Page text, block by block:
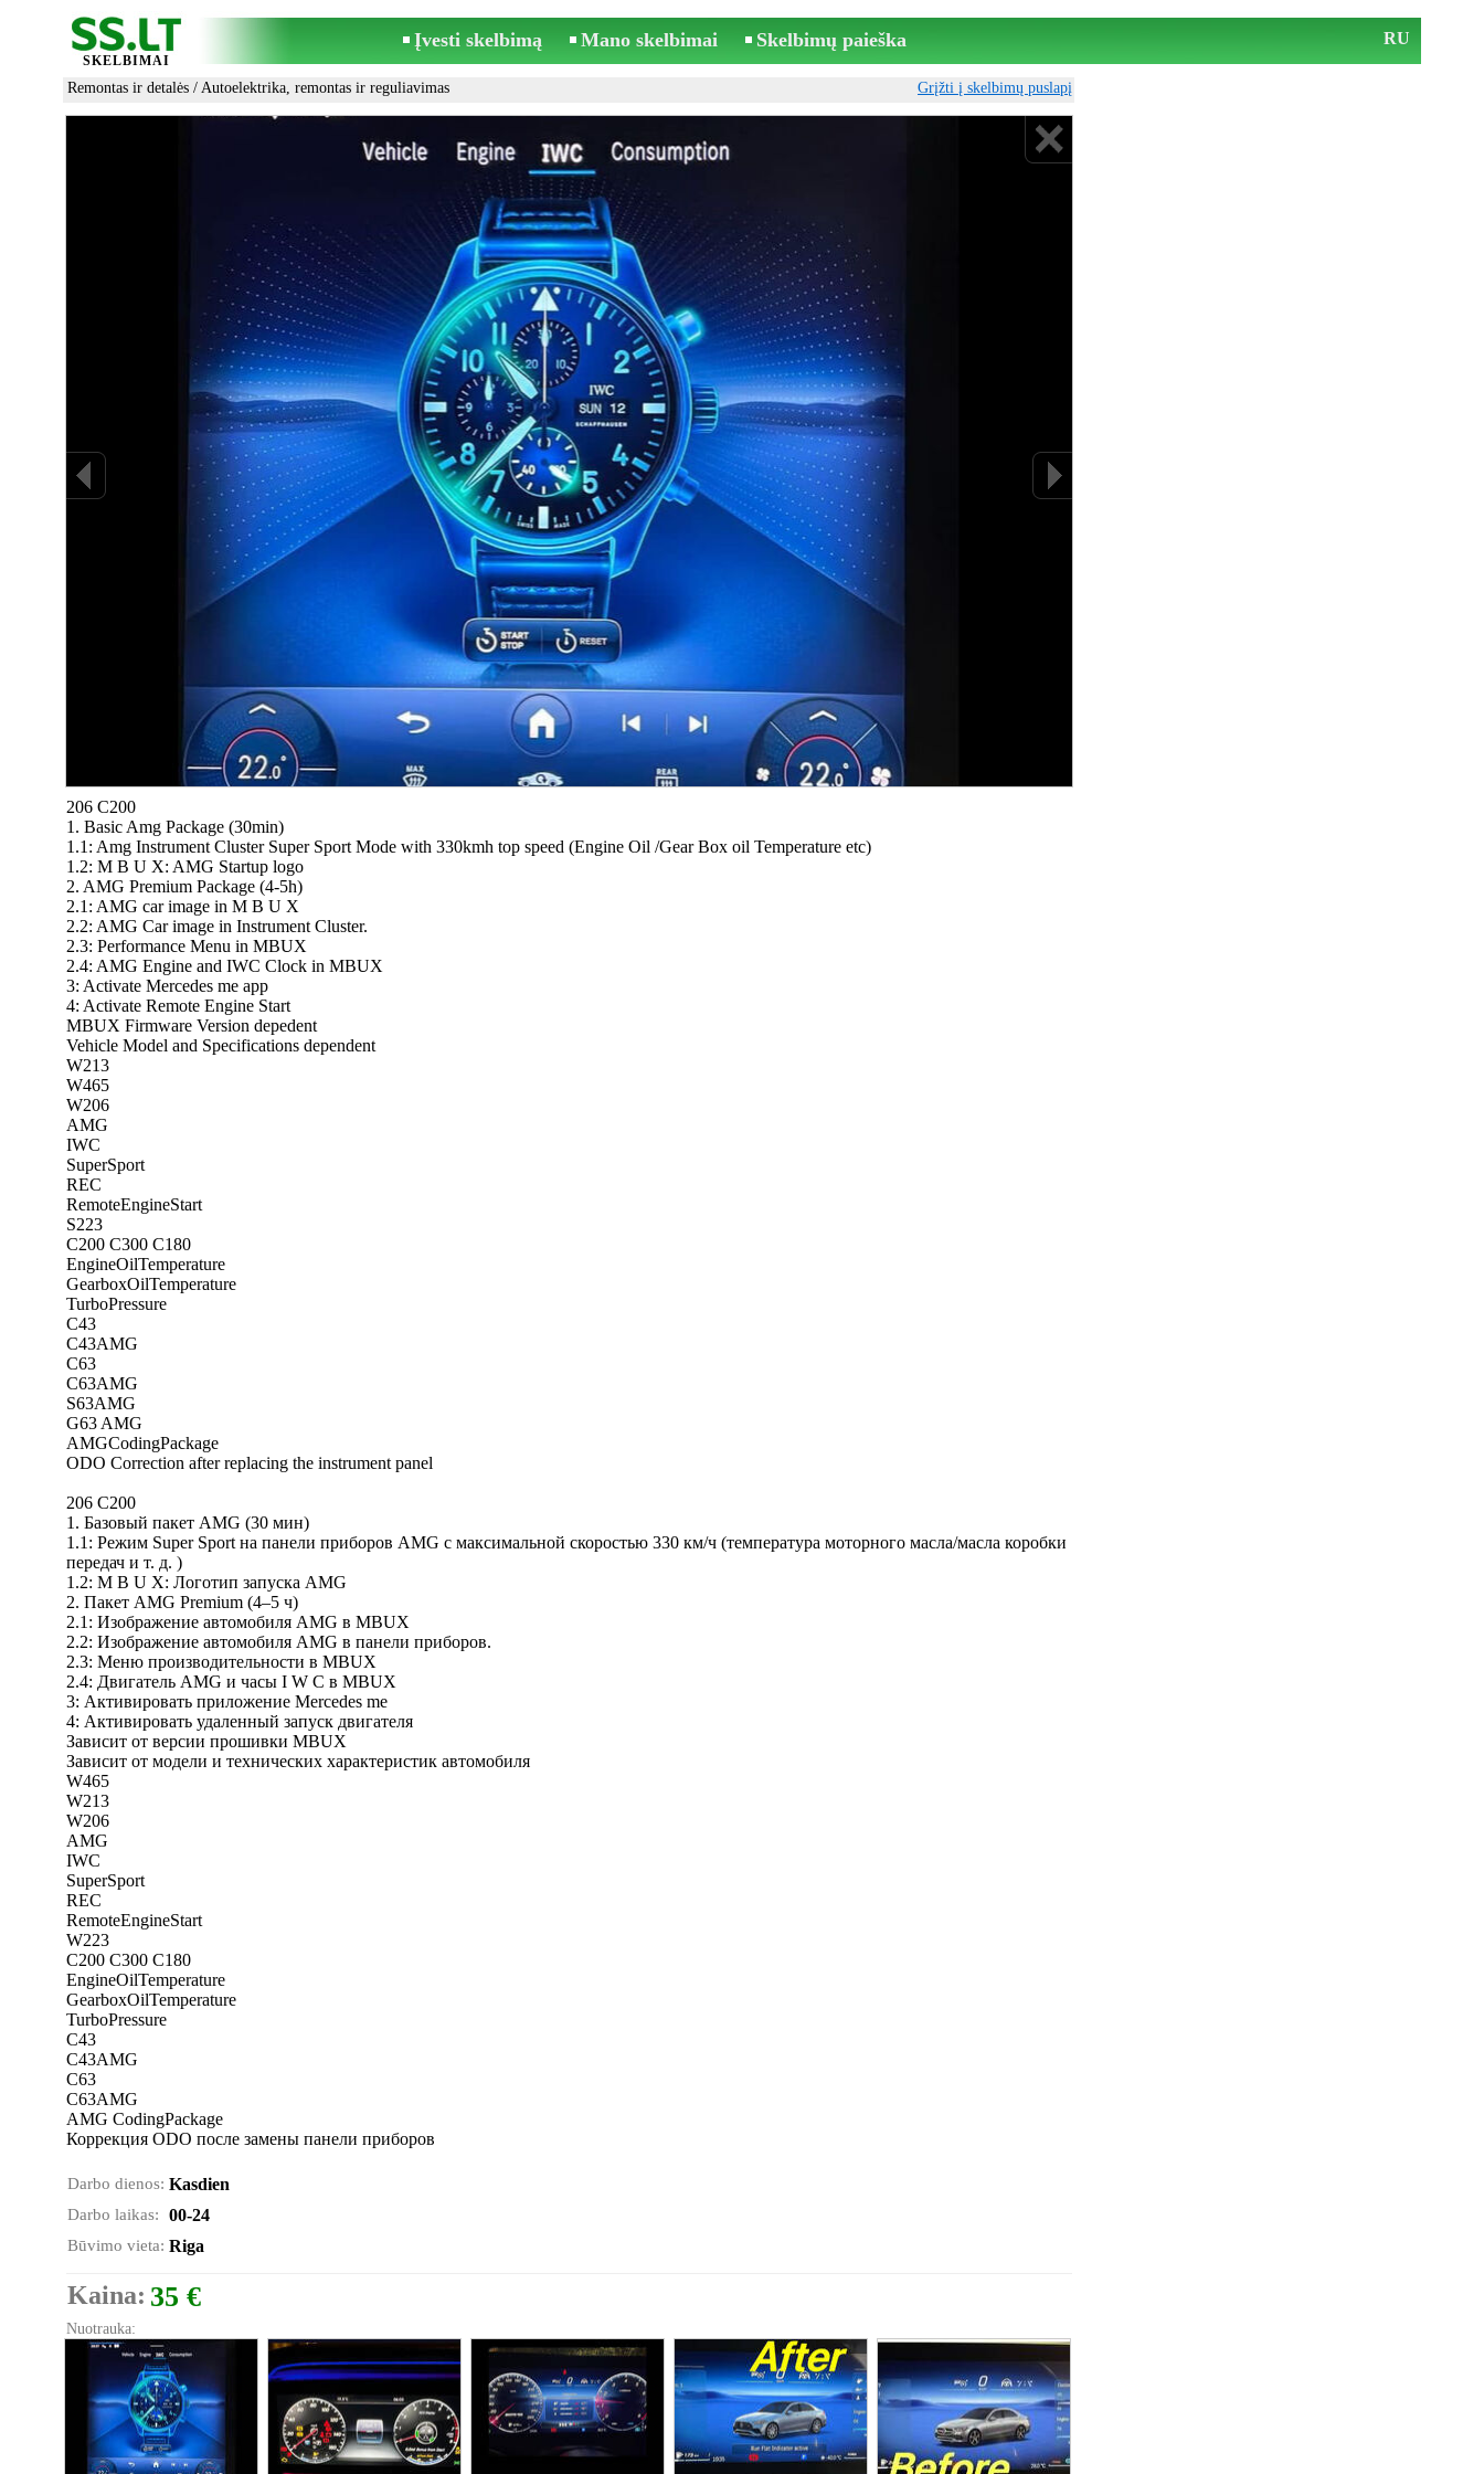
SKELBIMAI
Įvesti skelbimą Mano skelbimai Skelbimų paieška RU
Remontas ir detalės / Autoelektrika, remontas ir reguliavimas Grįžti į skelbimų puslapį
206 C200
1. Basic Amg Package (30min)
1.1: Amg Instrument Cluster Super Sport Mode with 330kmh top speed (Engine Oil /Gear Box oil Temperature etc)
1.2: M B U X: AMG Startup logo
2. AMG Premium Package (4-5h)
2.1: AMG car image in M B U X
2.2: AMG Car image in Instrument Cluster.
2.3: Performance Menu in MBUX
2.4: AMG Engine and IWC Clock in MBUX
3: Activate Mercedes me app
4: Activate Remote Engine Start
MBUX Firmware Version depedent
Vehicle Model and Specifications dependent
W213
W465
W206
AMG
IWC
SuperSport
REC
RemoteEngineStart
S223
C200 C300 C180
EngineOilTemperature
GearboxOilTemperature
TurboPressure
C43
C43AMG
C63
C63AMG
S63AMG
G63 AMG
AMGCodingPackage
ODO Correction after replacing the instrument panel
206 C200
1. Базовый пакет AMG (30 мин)
1.1: Режим Super Sport на панели приборов AMG с максимальной скоростью 330 км/ч (температура моторного масла/масла коробки
передач и т. д. )
1.2: M B U X: Логотип запуска AMG
2. Пакет AMG Premium (4–5 ч)
2.1: Изображение автомобиля AMG в MBUX
2.2: Изображение автомобиля AMG в панели приборов.
2.3: Меню производительности в MBUX
2.4: Двигатель AMG и часы I W C в MBUX
3: Активировать приложение Mercedes me
4: Активировать удаленный запуск двигателя
Зависит от версии прошивки MBUX
Зависит от модели и технических характеристик автомобиля
W465
W213
W206
AMG
IWC
SuperSport
REC
RemoteEngineStart
W223
C200 C300 C180
EngineOilTemperature
GearboxOilTemperature
TurboPressure
C43
C43AMG
C63
C63AMG
AMG CodingPackage
Коррекция ODO после замены панели приборов
Darbo dienos: Kasdien
Darbo laikas: 00-24
Būvimo vieta: Riga
Kaina: 35 €
Nuotrauka: